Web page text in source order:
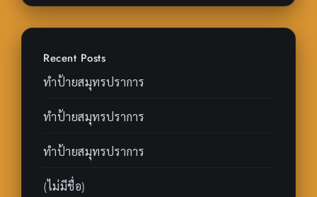
Recent Posts
ทำป้ายสมุทรปราการ
ทำป้ายสมุทรปราการ
ทำป้ายสมุทรปราการ
(ไม่มีชื่อ)